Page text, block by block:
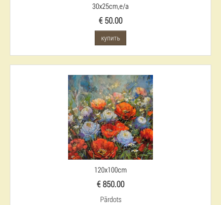
30x25cm,e/a
€ 50.00
купить
120x100cm
€ 850.00
Pārdots